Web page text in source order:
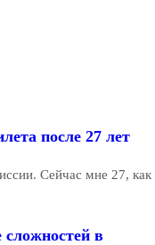
после 27 лет
Сейчас мне 27, как
сложностей в